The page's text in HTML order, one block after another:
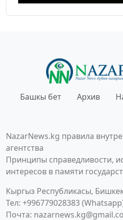
Башкы бет Архив
NazarNews.kg правила
агентства
Принципы справедливости,
интересов в памяти
Кыргыз Республикасы,
Тел: +996779028383
Почта: